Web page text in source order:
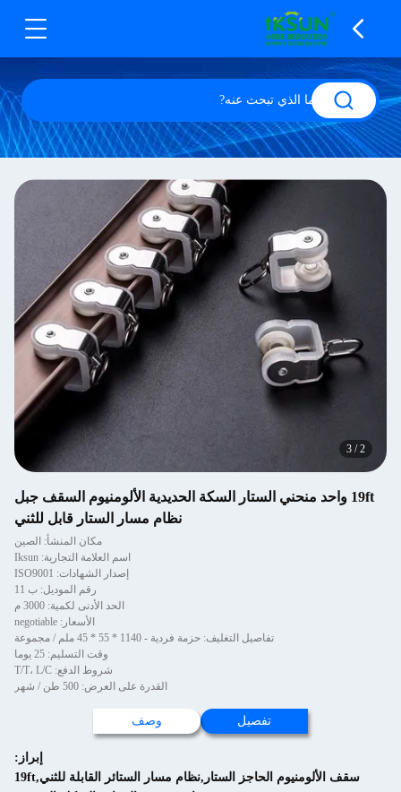
2
/
3
19ft واحد منحني الستار السكة الحديدية الألومنيوم السقف جبل
نظام مسار الستار قابل للثني
مكان المنشأ: الصين
اسم العلامة التجارية: Iksun
إصدار الشهادات: ISO9001
رقم الموديل: ب 11
الحد الأدنى لكمية: 3000 م
الأسعار: negotiable
تفاصيل التغليف: حزمة فردية - 1140 * 55 * 45 ملم / مجموعة
وقت التسليم: 25 يوما
شروط الدفع: T/T، L/C
القدرة على العرض: 500 طن / شهر
تفصيل وصف
إبراز:
سقف الألومنيوم الحاجز الستار,نظام مسار الستائر القابلة للثني,19ft